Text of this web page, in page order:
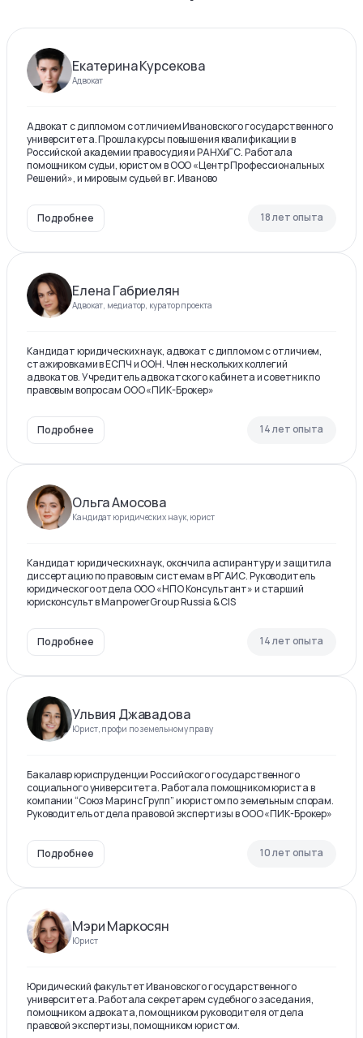
Екатерина Курсекова
Адвокат
Адвокат с дипломом с отличием Ивановского государственного
университета. Прошла курсы повышения квалификации в
Российской академии правосудия и РАНХиГС. Работала
помощником судьи, юристом в ООО «Центр Профессиональных
Решений», и мировым судьей в г. Иваново
Подробнее 18 лет опыта
Елена Габриелян
Адвокат, медиатор, куратор проекта
Кандидат юридических наук, адвокат с дипломом с отличием,
стажировками в ЕСПЧ и ООН. Член нескольких коллегий
адвокатов. Учредитель адвокатского кабинета и советник по
правовым вопросам ООО «ПИК-Брокер»
Подробнее 14 лет опыта
Ольга Амосова
Кандидат юридических наук, юрист
Кандидат юридических наук, окончила аспирантуру и защитила
диссертацию по правовым системам в РГАИС. Руководитель
юридического отдела ООО «НПО Консультант» и старший
юрисконсульт в ManpowerGroup Russia & CIS
Подробнее 14 лет опыта
Ульвия Джавадова
Юрист, профи по земельному праву
Бакалавр юриспруденции Российского государственного
социального университета. Работала помощником юриста в
компании “Союз Маринс Групп” и юристом по земельным спорам.
Руководитель отдела правовой экспертизы в ООО «ПИК-Брокер»
Подробнее 10 лет опыта
Мэри Маркосян
Юрист
Юридический факультет Ивановского государственного
университета. Работала секретарем судебного заседания,
помощником адвоката, помощником руководителя отдела
правовой экспертизы, помощником юристом.